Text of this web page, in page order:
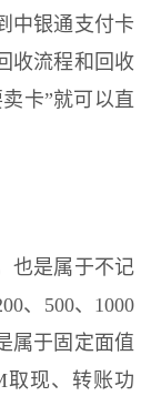
中银通支付卡
收流程和回收
卡”就可以直
是属于不记
、500、1000
属于固定面值
取现、转账功